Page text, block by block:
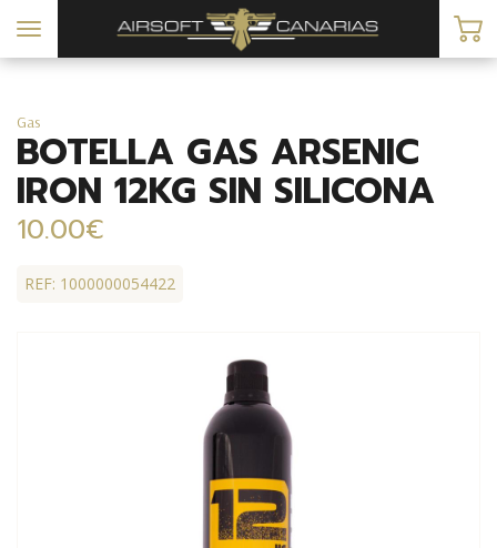
Toggle
navigation
Gas
BOTELLA GAS ARSENIC
IRON 12KG SIN SILICONA
10.00€
REF: 1000000054422